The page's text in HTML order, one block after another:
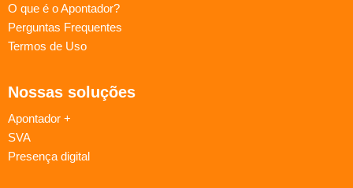
O que é o Apontador?
Perguntas Frequentes
Termos de Uso
Nossas soluções
Apontador +
SVA
Presença digital